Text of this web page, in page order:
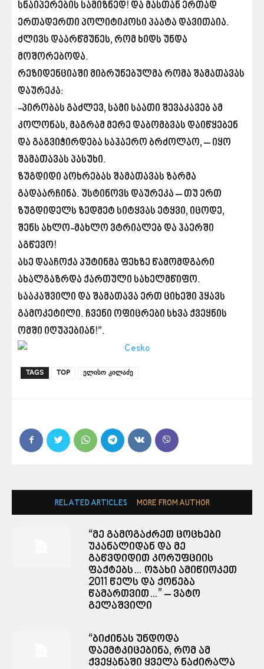
სნაიპერების სამიზნედ! და მასთან ერთად
ერთადერთი პოლიტიკოსი პაატა დავითაია.
ძლივს დაარწმუნეს, რომ ხიდს უნდა
მოშორებოდა.
რეზიდენციაში მიბრუნებულმა რომა შამათავას
დაურეკა:
-პირობას გაძლევ, სამი საათი შევაკავებ ამ
კოლონას, მაგრამ მერე დაბომბვას დაიწყებენ
და გაგვიჭირდება საჰაერო ბრძოლაო, – იყო
შამათავას პასუხი.
ზუგდიდი აოხრებას შამათავას ზარმა
გადაარჩინა. უსტინოვს დაურეკა – თუ ერთ
ზუგდიდელს ზედმეტ სიტყვას ეტყვი, იცოდე,
შენს ახლო-მახლო ვტრიალებ და ჰაერში
აგწევო!
ასე დააჩოქა პუტინმა ფეხზე წამომდგარი
ახალგაზრდა ქართული სახელმწიფო.
სააკაშვილი და შამათავა ერთ ციხეში ჰყავს
გამოკეტილი. ჩვენი ოფიცრები სხვა ქვეყნის
ომში იღუპებიან!”.
TAGS TOP ელისო კილაძე
RELATED ARTICLES MORE FROM AUTHOR
“მე გამოგაძრეთ ცოცხები
უკანალიდან და მე
გაწვდიდით კორუფციის
ფაქტებს… ოჯახი ამიწიოკეთ
2011 წელს და ქონება
წამართვით…” – ვატო
გელაშვილი
“ბიძინას უნდოდა
დაემტკიცებინა, რომ ამ
ქვეყანაში ყველა ნაძირალა